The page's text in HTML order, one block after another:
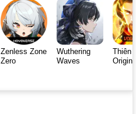
Zenless Zone
Zero
Wuthering
Waves
Thiên
Origin